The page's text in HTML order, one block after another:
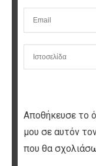
Αποθήκευσε το
μου σε αυτόν
που θα